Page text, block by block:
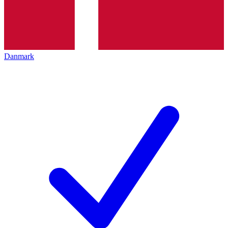
Danmark